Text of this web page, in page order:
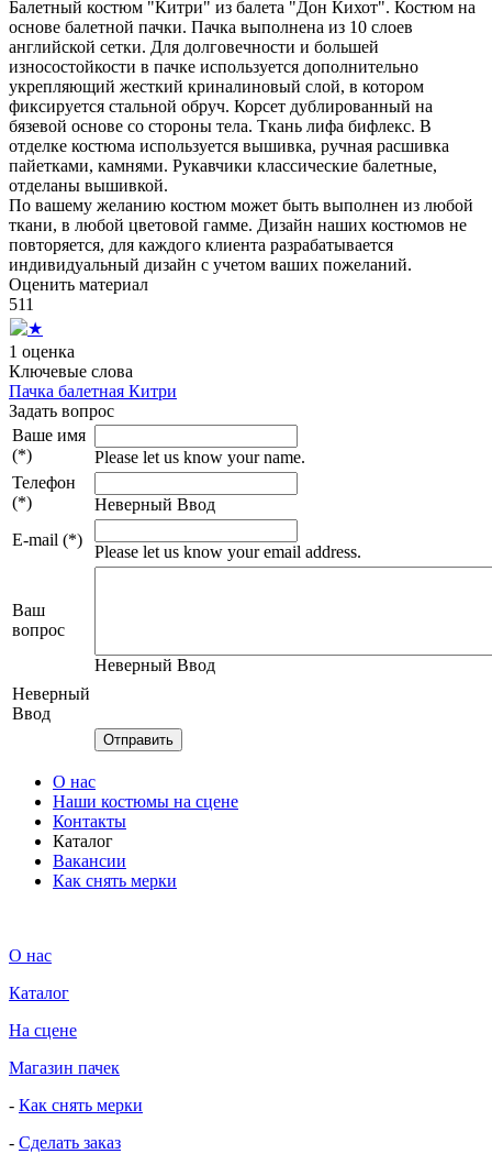
Балетный костюм "Китри" из балета "Дон Кихот". Костюм на
основе балетной пачки. Пачка выполнена из 10 слоев
английской сетки. Для долговечности и большей
износостойкости в пачке используется дополнительно
укрепляющий жесткий криналиновый слой, в котором
фиксируется стальной обруч. Корсет дублированный на
бязевой основе со стороны тела. Ткань лифа бифлекс. В
отделке костюма используется вышивка, ручная расшивка
пайетками, камнями. Рукавчики классические балетные,
отделаны вышивкой.
По вашему желанию костюм может быть выполнен из любой
ткани, в любой цветовой гамме. Дизайн наших костюмов не
повторяется, для каждого клиента разрабатывается
индивидуальный дизайн с учетом ваших пожеланий.
Оценить материал
511
1 оценка
Ключевые слова
Пачка балетная Китри
Задать вопрос
Ваше имя
(*)
Please let us know your name.
Телефон
(*)
Неверный Ввод
E-mail (*)
Please let us know your email address.
Ваш
вопрос
Неверный Ввод
Неверный
Ввод
О нас
Наши костюмы на сцене
Контакты
Каталог
Вакансии
Как снять мерки
О нас
Каталог
На сцене
Магазин пачек
- Как снять мерки
- Сделать заказ